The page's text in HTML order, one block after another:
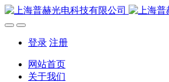
登录 注册
网站首页
关于我们